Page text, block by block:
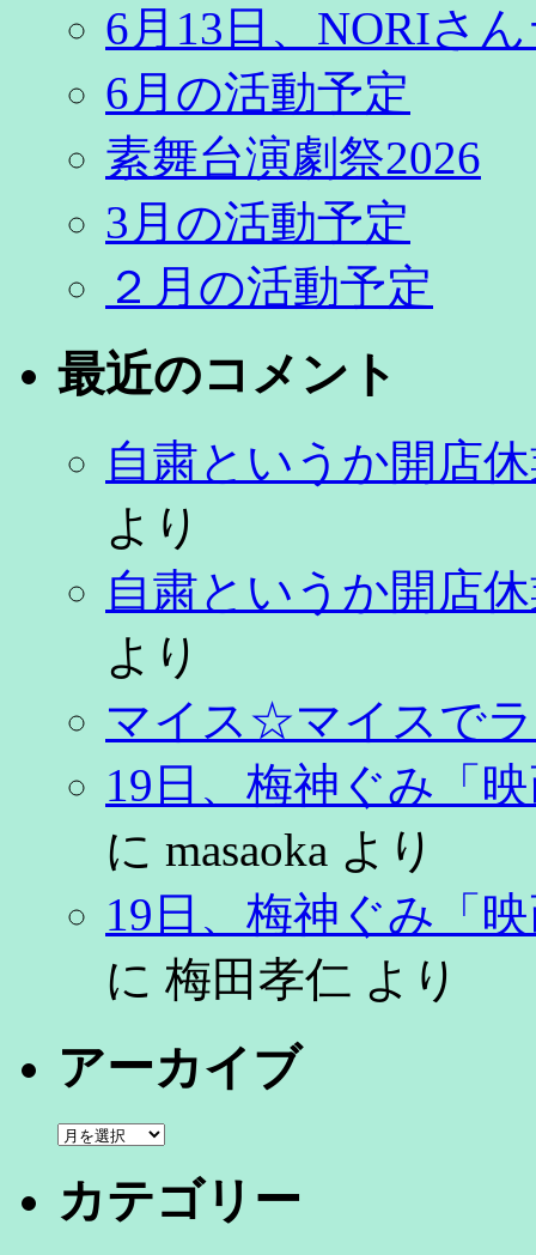
6月13日、NORIさ
6月の活動予定
素舞台演劇祭2026
3月の活動予定
２月の活動予定
最近のコメント
自粛というか開店
より
自粛というか開店
より
マイス☆マイスで
19日、梅神ぐみ「
に masaoka より
19日、梅神ぐみ「
に 梅田孝仁 より
アーカイブ
ア
イ
カテゴリー